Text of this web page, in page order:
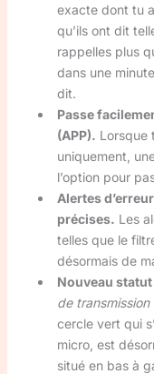
exacte dont tu
qu’ils ont dit
rappelles plus
dans une
dit.
Passe
(APP). Lorsque
uniquement,
l’option pour
Alertes
précises. Les
telles que le
désormais de
Nouveau
de transmission
cercle vert qui
micro, est
situé en bas à